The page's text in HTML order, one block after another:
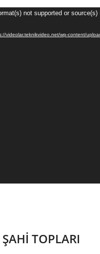
not supported or source(s)
videolar.teknikvideo.net/wp-content/
TOPLARI